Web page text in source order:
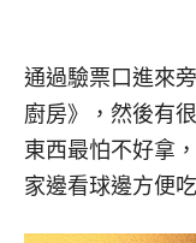
通過驗票口進來
廚房》，然後有
東西最怕不好拿
家邊看球邊方便